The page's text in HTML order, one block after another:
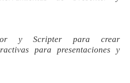
y Scripter para crear
para presentaciones y